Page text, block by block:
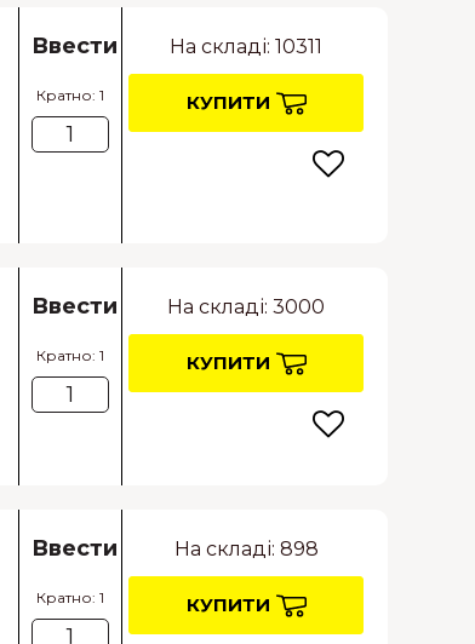
Ввести
Кратно: 1
На складі: 10311
КУПИТИ
Ввести
Кратно: 1
На складі: 3000
КУПИТИ
Ввести
Кратно: 1
На складі: 898
КУПИТИ